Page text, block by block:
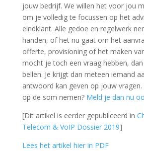
jouw bedrijf. We willen het voor jou
om je volledig te focussen op het
eindklant. Alle gedoe en regelwerk
handen, of het nu gaat om het
offerte, provisioning of het maken
mocht je toch een vraag hebben,
bellen. Je krijgt dan meteen iemand
antwoord kan geven op jouw
op de som nemen? Meld je dan nu
[Dit artikel is eerder gepubliceerd in
Telecom & VoIP Dossier 2019]
Lees het artikel hier in PDF